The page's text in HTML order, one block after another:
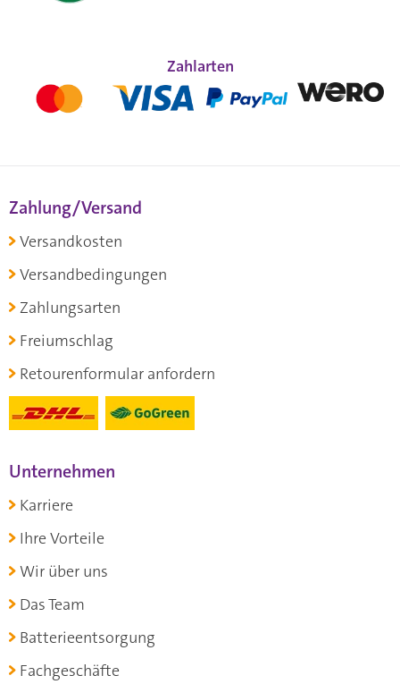
Zahlarten
Zahlung/Versand
Versandkosten
Versandbedingungen
Zahlungsarten
Freiumschlag
Retourenformular anfordern
Unternehmen
Karriere
Ihre Vorteile
Wir über uns
Das Team
Batterieentsorgung
Fachgeschäfte